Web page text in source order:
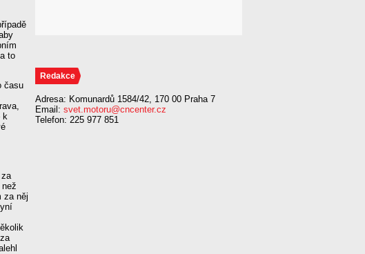
to
času
k
za něj
Redakce
Adresa: Komunardů 1584/42, 170 00 Praha 7
Email: svet.motoru@cncenter.cz
Telefon: 225 977 851